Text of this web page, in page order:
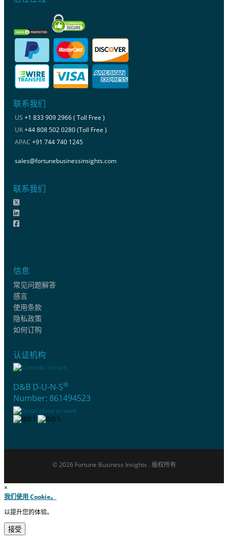
联系我们
US +1 833 909 2966 ( Toll Free )
UK+44 808 502 0280 (Toll Free )
APAC +91 744 740 1245
sales@fortunebusinessinsights.com
联系我们
信息
常见问题解答
感言
使用条款
隐私政策
如何订购
认证机构
D&B D-U-N-S®
Number: 861494523
© 2026 Fortune Business Insights . 版权所有
×
我们使用 Cookie。
以提升您的体验。
接受